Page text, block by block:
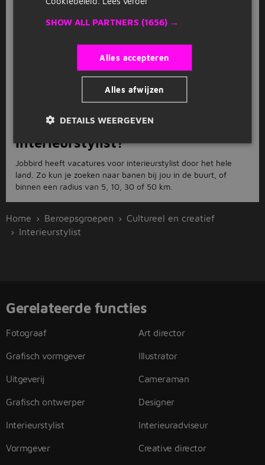
Wil je werken als interieurstylist?
Als je een baan zoekt als interieurstylist begint je zoektocht bij
1 interieurstylist vacatures.
Jobbird heeft 1 vacatures voor de functie interieurstylist. Zoek
jij een nieuwe uitdaging of een toffe eerste baan? Bekijk dan
hier onze interieurstylist vacatures.
Waar kan ik werken als
interieurstylist?
Jobbird heeft vacatures voor interieurstylist door het hele
land. Zo kun je zoeken naar banen bij jou in de buurt, of
binnen een radius van 5, 10, 30 of 50 km.
Home Beroepsgroepen
Cultureel en creatief
Interieurstylist
Gerelateerde functies
Fotograaf
Grafisch vormgever
Uitgeverij
Grafisch ontwerper
Interieurstylist
Vormgever
Art director
Illustrator
Cameraman
Designer
Interieuradviseur
Creative director
SHOW ALL PARTNERS (1656) →
Alles accepteren
Alles afwijzen
DETAILS WEERGEVEN